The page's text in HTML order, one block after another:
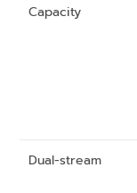
Capacity
Dual-stream